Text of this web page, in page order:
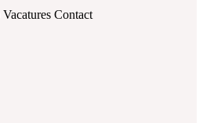
Vacatures Contact